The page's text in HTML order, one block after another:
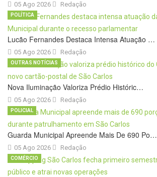
05 Ago 2026 Redação
Lucão Fernandes Destaca Intensa Atuação …
05 Ago 2026
POLÍTICA
Redação
Nova Iluminação Valoriza Prédio Históric…
05 Ago 2026
OUTRAS NOTÍCIAS
Redação
Guarda Municipal Apreende Mais De 690 Po…
05 Ago 2026
POLICIAL
Redação
COMÉRCIO